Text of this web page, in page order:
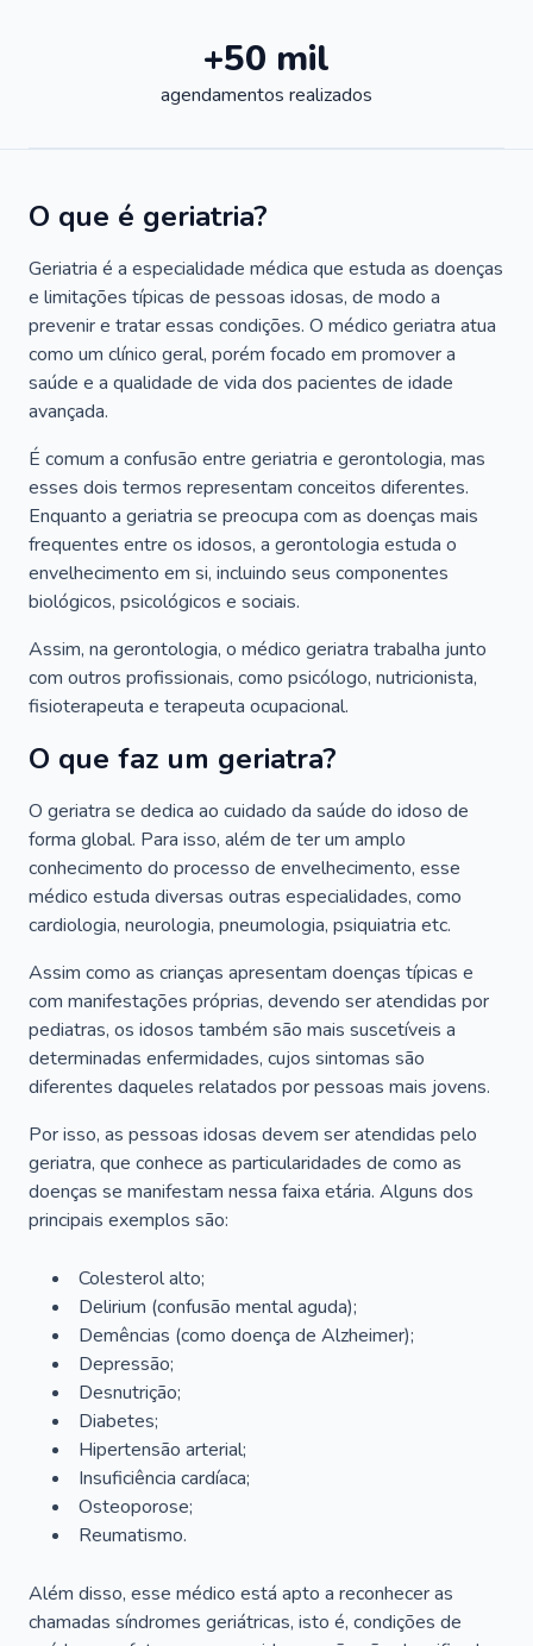
+50 mil
agendamentos realizados
O que é geriatria?
Geriatria é a especialidade médica que estuda as doenças
e limitações típicas de pessoas idosas, de modo a
prevenir e tratar essas condições. O médico geriatra atua
como um clínico geral, porém focado em promover a
saúde e a qualidade de vida dos pacientes de idade
avançada.
É comum a confusão entre geriatria e gerontologia, mas
esses dois termos representam conceitos diferentes.
Enquanto a geriatria se preocupa com as doenças mais
frequentes entre os idosos, a gerontologia estuda o
envelhecimento em si, incluindo seus componentes
biológicos, psicológicos e sociais.
Assim, na gerontologia, o médico geriatra trabalha junto
com outros profissionais, como psicólogo, nutricionista,
fisioterapeuta e terapeuta ocupacional.
O que faz um geriatra?
O geriatra se dedica ao cuidado da saúde do idoso de
forma global. Para isso, além de ter um amplo
conhecimento do processo de envelhecimento, esse
médico estuda diversas outras especialidades, como
cardiologia, neurologia, pneumologia, psiquiatria etc.
Assim como as crianças apresentam doenças típicas e
com manifestações próprias, devendo ser atendidas por
pediatras, os idosos também são mais suscetíveis a
determinadas enfermidades, cujos sintomas são
diferentes daqueles relatados por pessoas mais jovens.
Por isso, as pessoas idosas devem ser atendidas pelo
geriatra, que conhece as particularidades de como as
doenças se manifestam nessa faixa etária. Alguns dos
principais exemplos são:
Colesterol alto;
Delirium (confusão mental aguda);
Demências (como doença de Alzheimer);
Depressão;
Desnutrição;
Diabetes;
Hipertensão arterial;
Insuficiência cardíaca;
Osteoporose;
Reumatismo.
Além disso, esse médico está apto a reconhecer as
chamadas síndromes geriátricas, isto é, condições de